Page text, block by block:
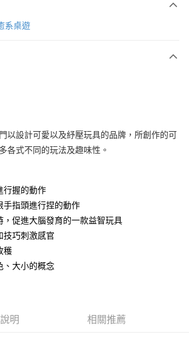
行
華泰商業銀行
遠東國際商業銀行
含以上)免運費
含以上)免運費
系桌遊
以設計可愛以及紓壓玩具的品牌，所創作的可
各式不同的玩法及趣味性。
行握的動作
手指頭進行捏的動作
，促進大腦發育的一款益智玩具
技巧刺激感官
穫
、大小的概念
明 相關推薦